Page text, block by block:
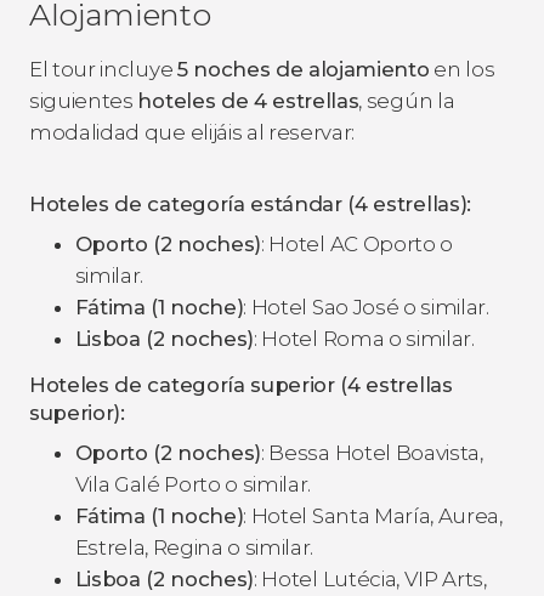
Alojamiento
El tour incluye 5 noches de alojamiento en los
siguientes hoteles de 4 estrellas, según la
modalidad que elijáis al reservar:
Hoteles de categoría estándar (4 estrellas):
Oporto (2 noches): Hotel AC Oporto o
similar.
Fátima (1 noche): Hotel Sao José o similar.
Lisboa (2 noches): Hotel Roma o similar.
Hoteles de categoría superior (4 estrellas
superior):
Oporto (2 noches): Bessa Hotel Boavista,
Vila Galé Porto o similar.
Fátima (1 noche): Hotel Santa María, Aurea,
Estrela, Regina o similar.
Lisboa (2 noches): Hotel Lutécia, VIP Arts,